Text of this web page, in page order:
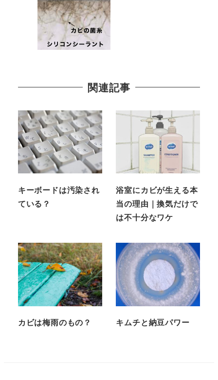
関連記事
キーボードは汚染され
ている？
浴室にカビが生える本
当の理由｜換気だけで
は不十分なワケ
カビは梅雨のもの？ キムチと納豆パワー